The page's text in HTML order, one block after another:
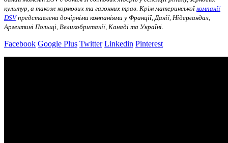
культур, а також кормових та газонних трав. Крім материнської компанії
DSVпредставлена дочірніми компаніями у Франції, Данії, Нідерландах,
Аргентині Польщі, Великобританії, Канаді та Україні.
Facebook Google Plus Twitter Linkedin Pinterest